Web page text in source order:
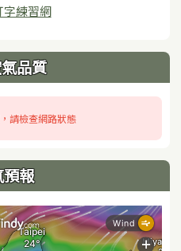
字練習網
品質
請檢查網路狀態
報